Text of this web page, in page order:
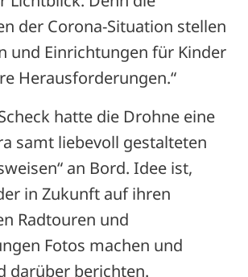
der Corona-Situation stellen
und Einrichtungen für Kinder
Herausforderungen.“
hatte die Drohne eine
samt liebevoll gestalteten
an Bord. Idee ist,
in Zukunft auf ihren
Radtouren und
Fotos machen und
darüber berichten.